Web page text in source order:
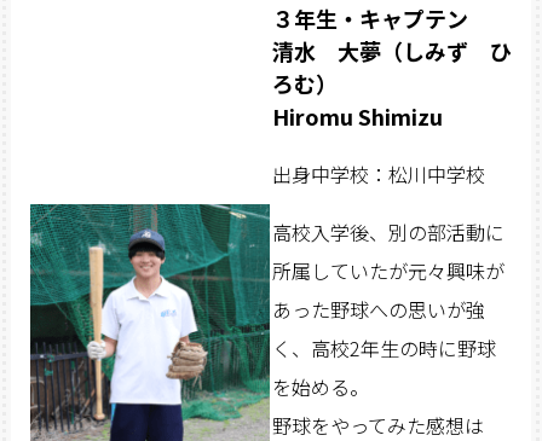
３年生・キャプテン
清水 大夢（しみず ひ
ろむ）
Hiromu Shimizu
出身中学校：松川中学校
高校入学後、別の部活動に
所属していたが元々興味が
あった野球への思いが強
く、高校2年生の時に野球
を始める。
野球をやってみた感想は